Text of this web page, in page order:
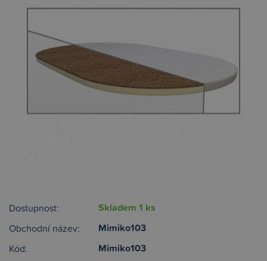
Dostupnost: Skladem 1 ks
Obchodní název: Mimiko103
Kód: Mimiko103